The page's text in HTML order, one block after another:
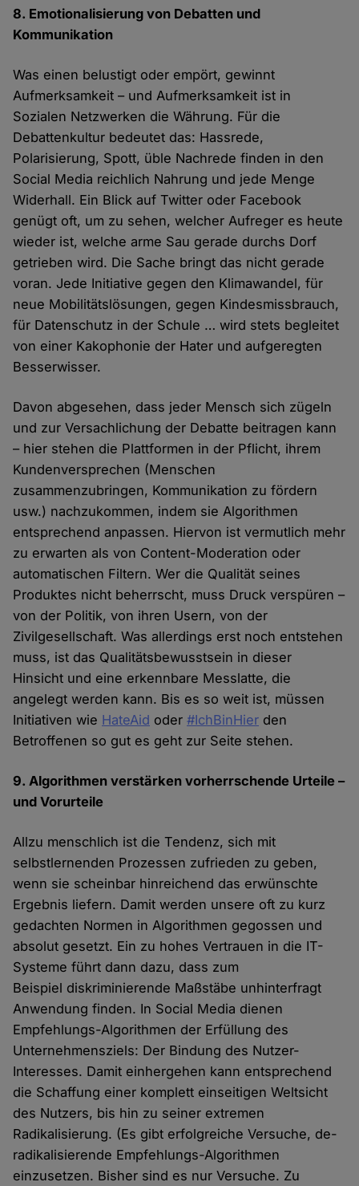
8. Emotionalisierung von Debatten und
Kommunikation
Was einen belustigt oder empört, gewinnt
Aufmerksamkeit – und Aufmerksamkeit ist in
Sozialen Netzwerken die Währung. Für die
Debattenkultur bedeutet das: Hassrede,
Polarisierung, Spott, üble Nachrede finden in den
Social Media reichlich Nahrung und jede Menge
Widerhall. Ein Blick auf Twitter oder Facebook
genügt oft, um zu sehen, welcher Aufreger es heute
wieder ist, welche arme Sau gerade durchs Dorf
getrieben wird. Die Sache bringt das nicht gerade
voran. Jede Initiative gegen den Klimawandel, für
neue Mobilitätslösungen, gegen Kindesmissbrauch,
für Datenschutz in der Schule … wird stets begleitet
von einer Kakophonie der Hater und aufgeregten
Besserwisser.
Davon abgesehen, dass jeder Mensch sich zügeln
und zur Versachlichung der Debatte beitragen kann
– hier stehen die Plattformen in der Pflicht, ihrem
Kundenversprechen (Menschen
zusammenzubringen, Kommunikation zu fördern
usw.) nachzukommen, indem sie Algorithmen
entsprechend anpassen. Hiervon ist vermutlich mehr
zu erwarten als von Content-Moderation oder
automatischen Filtern. Wer die Qualität seines
Produktes nicht beherrscht, muss Druck verspüren –
von der Politik, von ihren Usern, von der
Zivilgesellschaft. Was allerdings erst noch entstehen
muss, ist das Qualitätsbewusstsein in dieser
Hinsicht und eine erkennbare Messlatte, die
angelegt werden kann. Bis es so weit ist, müssen
Initiativen wie HateAid oder#IchBinHier den
Betroffenen so gut es geht zur Seite stehen.
9. Algorithmen verstärken vorherrschende Urteile –
und Vorurteile
Allzu menschlich ist die Tendenz, sich mit
selbstlernenden Prozessen zufrieden zu geben,
wenn sie scheinbar hinreichend das erwünschte
Ergebnis liefern. Damit werden unsere oft zu kurz
gedachten Normen in Algorithmen gegossen und
absolut gesetzt. Ein zu hohes Vertrauen in die IT-
Systeme führt dann dazu, dass zum
Beispiel diskriminierende Maßstäbe unhinterfragt
Anwendung finden. In Social Media dienen
Empfehlungs-Algorithmen der Erfüllung des
Unternehmensziels: Der Bindung des Nutzer-
Interesses. Damit einhergehen kann entsprechend
die Schaffung einer komplett einseitigen Weltsicht
des Nutzers, bis hin zu seiner extremen
Radikalisierung. (Es gibt erfolgreiche Versuche, de-
radikalisierende Empfehlungs-Algorithmen
einzusetzen. Bisher sind es nur Versuche. Zu